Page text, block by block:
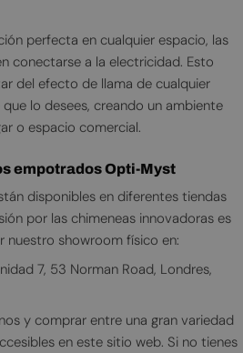
perfecta en cualquier espacio, las
conectarse a la electricidad. Esto
del efecto de llama de cualquier
lo desees, creando un ambiente
o espacio comercial.
empotrados Opti-Myst
disponibles en diferentes tiendas
por las chimeneas innovadoras es
nuestro showroom físico en:
7, 53 Norman Road, Londres,
y comprar entre una gran variedad
en este sitio web. Si no tienes